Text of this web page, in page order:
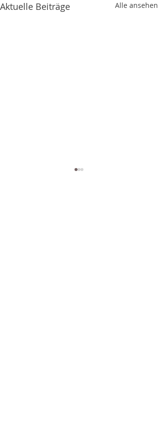
Aktuelle Beiträge Alle ansehen